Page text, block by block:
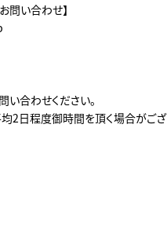
問い合わせ】
合わせください。
2日程度御時間を頂く場合がござ